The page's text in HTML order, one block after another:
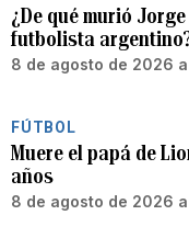
¿De qué murió
futbolista
8 de agosto de 2026 a
FÚTBOL
Muere el papá de
años
8 de agosto de 2026